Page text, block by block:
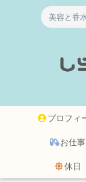
美容と香
プロフィ
お仕事
休日